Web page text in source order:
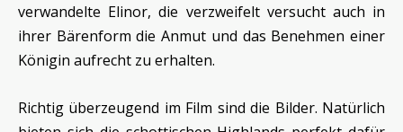
verwandelte Elinor, die verzweifelt versucht auch in
ihrer Bärenform die Anmut und das Benehmen einer
Königin aufrecht zu erhalten.
Richtig überzeugend im Film sind die Bilder. Natürlich